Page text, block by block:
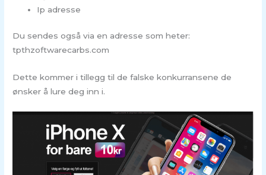
Ip adresse
Du sendes også via en adresse som heter:
tpthzoftwarecarbs.com
Dette kommer i tillegg til de falske konkurransene de
ønsker å lure deg inn i.